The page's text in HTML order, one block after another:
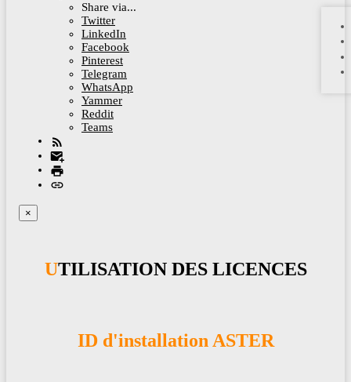
Share via...
Twitter
LinkedIn
Facebook
Pinterest
Telegram
WhatsApp
Yammer
Reddit
Teams
×
UTILISATION DES LICENCES
ID d'installation ASTER